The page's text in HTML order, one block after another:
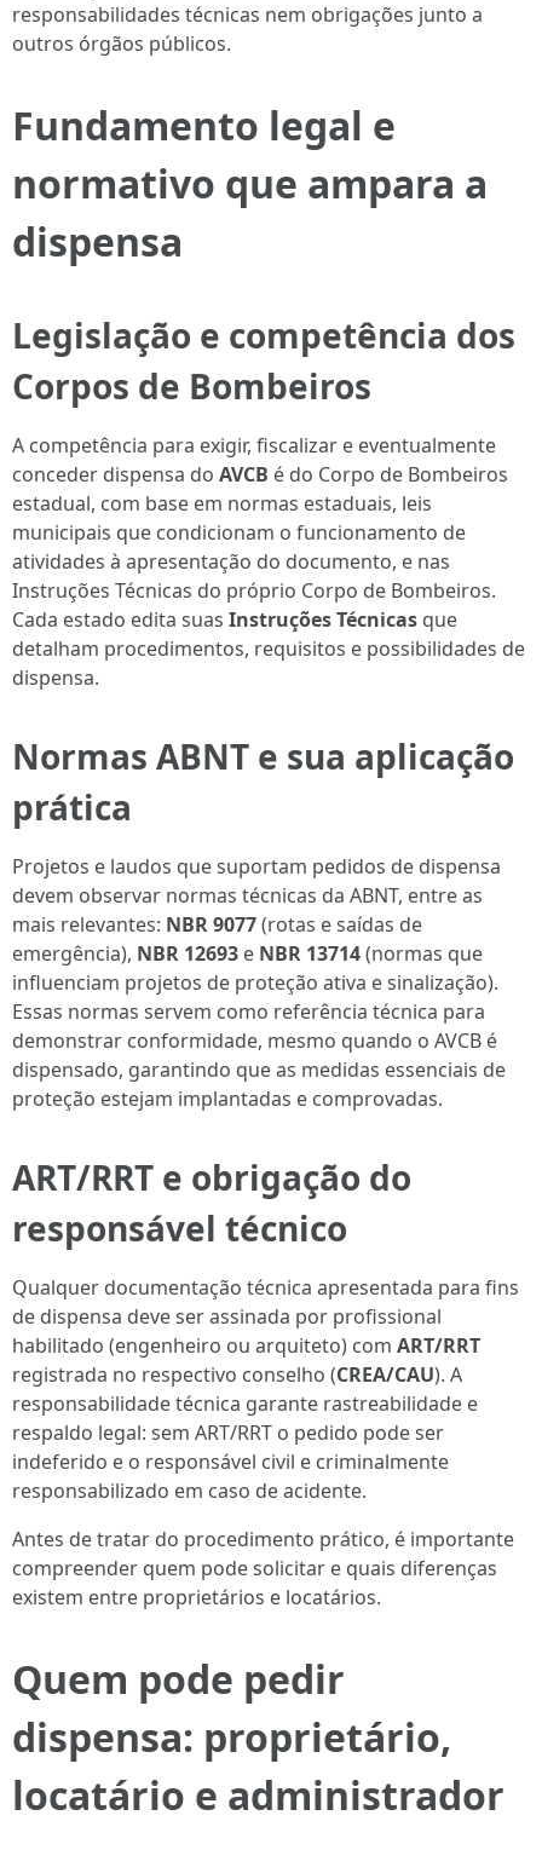
responsabilidades técnicas nem obrigações junto a
outros órgãos públicos.
Fundamento legal e
normativo que ampara a
dispensa
Legislação e competência dos
Corpos de Bombeiros
A competência para exigir, fiscalizar e eventualmente
conceder dispensa do AVCB é do Corpo de Bombeiros
estadual, com base em normas estaduais, leis
municipais que condicionam o funcionamento de
atividades à apresentação do documento, e nas
Instruções Técnicas do próprio Corpo de Bombeiros.
Cada estado edita suas Instruções Técnicas que
detalham procedimentos, requisitos e possibilidades de
dispensa.
Normas ABNT e sua aplicação
prática
Projetos e laudos que suportam pedidos de dispensa
devem observar normas técnicas da ABNT, entre as
mais relevantes: NBR 9077(rotas e saídas de
emergência), NBR 12693 e NBR 13714(normas que
influenciam projetos de proteção ativa e sinalização).
Essas normas servem como referência técnica para
demonstrar conformidade, mesmo quando o AVCB é
dispensado, garantindo que as medidas essenciais de
proteção estejam implantadas e comprovadas.
ART/RRT e obrigação do
responsável técnico
Qualquer documentação técnica apresentada para fins
de dispensa deve ser assinada por profissional
habilitado (engenheiro ou arquiteto) com ART/RRT
registrada no respectivo conselho (CREA/CAU). A
responsabilidade técnica garante rastreabilidade e
respaldo legal: sem ART/RRT o pedido pode ser
indeferido e o responsável civil e criminalmente
responsabilizado em caso de acidente.
Antes de tratar do procedimento prático, é importante
compreender quem pode solicitar e quais diferenças
existem entre proprietários e locatários.
Quem pode pedir
dispensa: proprietário,
locatário e administrador